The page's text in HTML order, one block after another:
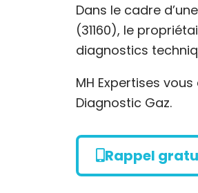
Dans le cadre
(31160), le
diagnostics
MH Expertises
Diagnostic Gaz.
Rappel